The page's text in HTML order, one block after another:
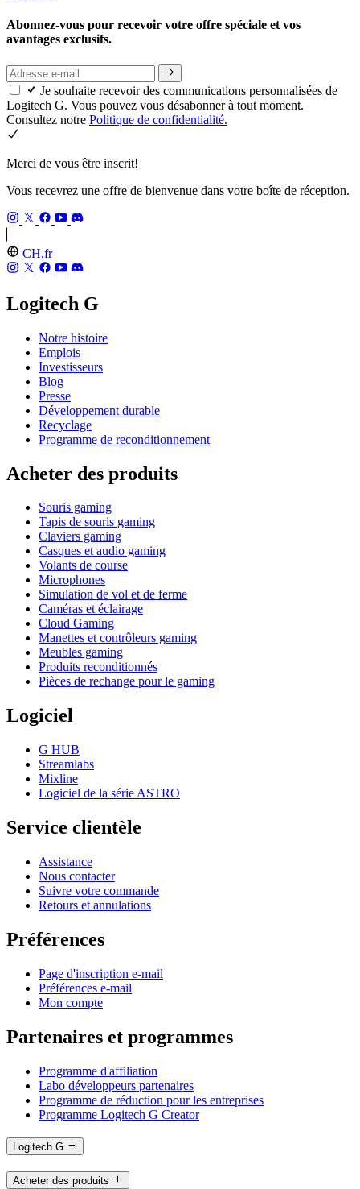
Abonnez-vous pour recevoir votre offre spéciale et vos
avantages exclusifs.
Je souhaite recevoir des communications personnalisées de
Logitech G. Vous pouvez vous désabonner à tout moment.
Consultez notre Politique de confidentialité.
Merci de vous être inscrit!
Vous recevrez une offre de bienvenue dans votre boîte de réception.
CH,fr
Logitech G
Notre histoire
Emplois
Investisseurs
Blog
Presse
Développement durable
Recyclage
Programme de reconditionnement
Acheter des produits
Souris gaming
Tapis de souris gaming
Claviers gaming
Casques et audio gaming
Volants de course
Microphones
Simulation de vol et de ferme
Caméras et éclairage
Cloud Gaming
Manettes et contrôleurs gaming
Meubles gaming
Produits reconditionnés
Pièces de rechange pour le gaming
Logiciel
G HUB
Streamlabs
Mixline
Logiciel de la série ASTRO
Service clientèle
Assistance
Nous contacter
Suivre votre commande
Retours et annulations
Préférences
Page d'inscription e-mail
Préférences e-mail
Mon compte
Partenaires et programmes
Programme d'affiliation
Labo développeurs partenaires
Programme de réduction pour les entreprises
Programme Logitech G Creator
Logitech G
Acheter des produits